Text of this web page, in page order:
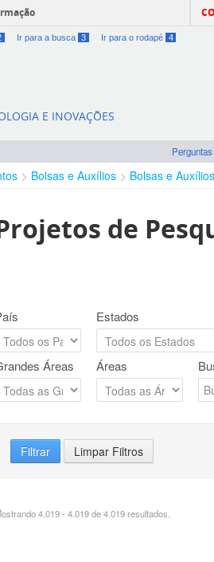
Ir para a busca 3 Ir para o rodapé 4
E INOVAÇÕES
Bolsas e Auxílios Bolsas e
de
Estados
Áreas Áreas
Filtrar Limpar Filtros
4.019 - 4.019 de 4.019 resultados.